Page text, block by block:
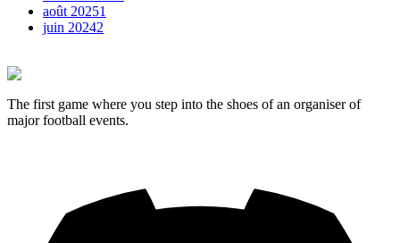
août 20251
juin 20242
The first game where you step into the shoes of an organiser of
major football events.